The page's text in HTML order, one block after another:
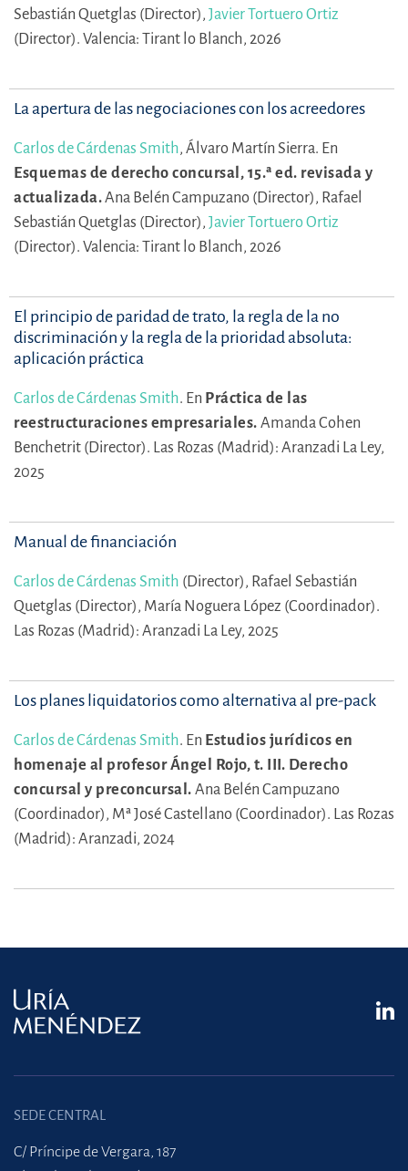
Sebastián Quetglas (Director), Javier Tortuero Ortiz
(Director). Valencia: Tirant lo Blanch, 2026
La apertura de las negociaciones con los acreedores
Carlos de Cárdenas Smith, Álvaro Martín Sierra. En
Esquemas de derecho concursal, 15.ª ed. revisada y
actualizada.Ana Belén Campuzano (Director), Rafael
Sebastián Quetglas (Director), Javier Tortuero Ortiz
(Director). Valencia: Tirant lo Blanch, 2026
El principio de paridad de trato, la regla de la no
discriminación y la regla de la prioridad absoluta:
aplicación práctica
Carlos de Cárdenas Smith. En Práctica de las
reestructuraciones empresariales. Amanda Cohen
Benchetrit (Director). Las Rozas (Madrid): Aranzadi La Ley,
2025
Manual de financiación
Carlos de Cárdenas Smith (Director), Rafael Sebastián
Quetglas (Director), María Noguera López (Coordinador).
Las Rozas (Madrid): Aranzadi La Ley, 2025
Los planes liquidatorios como alternativa al pre-pack
Carlos de Cárdenas Smith. En Estudios jurídicos en
homenaje al profesor Ángel Rojo, t. III. Derecho
concursal y preconcursal. Ana Belén Campuzano
(Coordinador), Mª José Castellano (Coordinador). Las Rozas
(Madrid): Aranzadi, 2024
SEDE CENTRAL
C/ Príncipe de Vergara, 187